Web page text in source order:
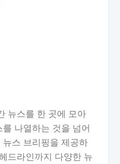
뉴스를 한 곳에 모아
나열하는 것을 넘어
스 브리핑을 제공하
드라인까지 다양한 뉴